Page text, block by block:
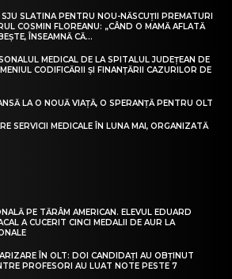
SLATINA PENTRU NOU-NĂSCUȚII PREMATURI
COSMIN FLOREANU: „CÂND O MAMĂ AFLATĂ
ÎNSEAMNĂ CĂ...
MEDICAL DE LA SPITALUL JUDEȚEAN DE
CODIFICĂRII ȘI FINANȚĂRII CAZURILOR DE
LA O NOUĂ VIAȚĂ, O SPERANȚĂ PENTRU OLT
SERVICII MEDICALE ÎN LUNA MAI, ORGANIZATĂ
PE TĂRÂM AMERICAN. ELEVUL EDUARD
A CUCERIT CINCI MEDALII DE AUR LA
ÎN OLT: DOI CANDIDAȚI AU OBȚINUT
PROFESORI AU LUAT NOTE PESTE 7